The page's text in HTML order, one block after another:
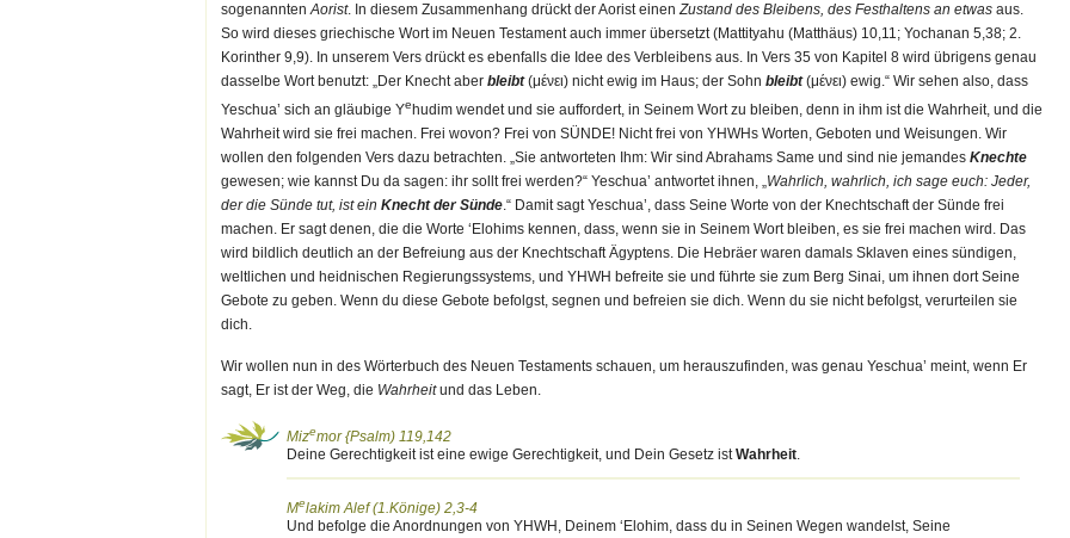
sogenanntenAorist. In diesem Zusammenhang drückt der Aorist einenZustand des Bleibens, des Festhaltens an etwas aus.
So wird dieses griechische Wort im Neuen Testament auch immer übersetzt (Mattityahu (Matthäus) 10,11; Yochanan 5,38; 2.
Korinther 9,9). In unserem Vers drückt es ebenfalls die Idee des Verbleibens aus. In Vers 35 von Kapitel 8 wird übrigens genau
dasselbe Wort benutzt: „Der Knecht aber bleibt(μένει) nicht ewig im Haus; der Sohn bleibt(μένει) ewig.“ Wir sehen also, dass
Yeschua’ sich an gläubige Ye hudim wendet und sie auffordert, in Seinem Wort zu bleiben, denn in ihm ist die Wahrheit, und die
Wahrheit wird sie frei machen. Frei wovon? Frei von SÜNDE! Nicht frei von YHWHs Worten, Geboten und Weisungen. Wir
wollen den folgenden Vers dazu betrachten. „Sie antworteten Ihm: Wir sind Abrahams Same und sind nie jemandes Knechte
gewesen; wie kannst Du da sagen: ihr sollt frei werden?“ Yeschua’ antwortet ihnen, „Wahrlich, wahrlich, ich sage euch: Jeder,
der die Sünde tut, ist ein Knecht der Sünde.“ Damit sagt Yeschua’, dass Seine Worte von der Knechtschaft der Sünde frei
machen. Er sagt denen, die die Worte ‘Elohims kennen, dass, wenn sie in Seinem Wort bleiben, es sie frei machen wird. Das
wird bildlich deutlich an der Befreiung aus der Knechtschaft Ägyptens. Die Hebräer waren damals Sklaven eines sündigen,
weltlichen und heidnischen Regierungssystems, und YHWH befreite sie und führte sie zum Berg Sinai, um ihnen dort Seine
Gebote zu geben. Wenn du diese Gebote befolgst, segnen und befreien sie dich. Wenn du sie nicht befolgst, verurteilen sie
dich.
Wir wollen nun in des Wörterbuch des Neuen Testaments schauen, um herauszufinden, was genau Yeschua’ meint, wenn Er
sagt, Er ist der Weg, die Wahrheitund das Leben.
Mizemor {Psalm) 119,142
Deine Gerechtigkeit ist eine ewige Gerechtigkeit, und Dein Gesetz istWahrheit.
Melakim Alef (1.Könige) 2,3-4
Und befolge die Anordnungen von YHWH, Deinem ‘Elohim, dass du in Seinen Wegen wandelst, Seine